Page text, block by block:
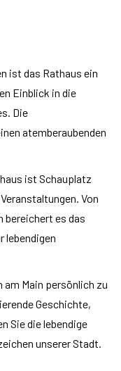
ist das Rathaus ein
Einblick in die
Die
atemberaubenden
ist Schauplatz
Von
bereichert es das
lebendigen
am Main persönlich zu
Geschichte,
Sie die lebendige
unserer Stadt.